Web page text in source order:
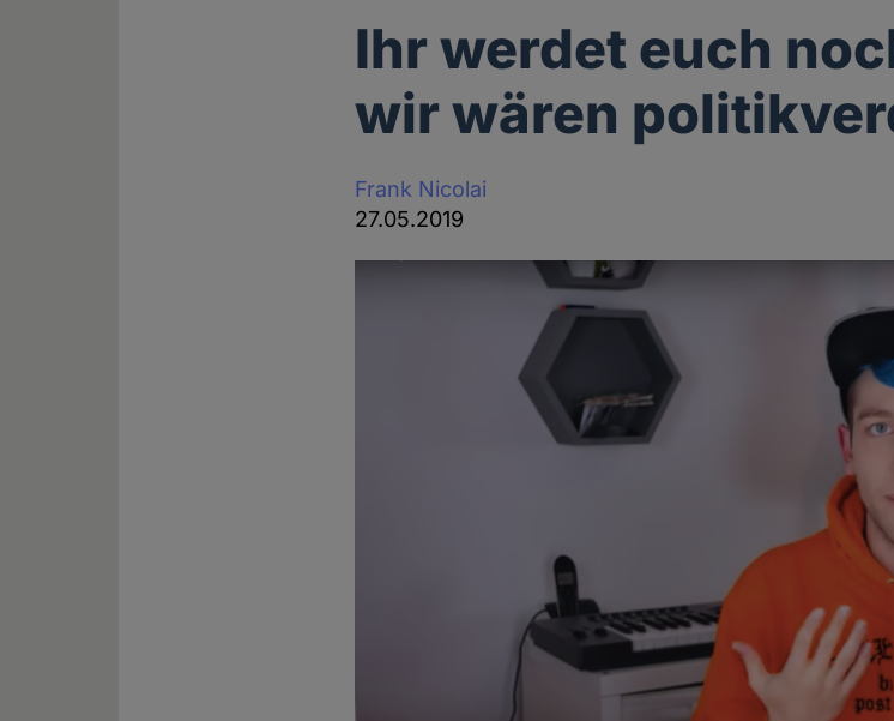
Ihr werdet euch
wir wären
Frank Nicolai
27.05.2019